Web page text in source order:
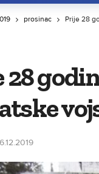
prosinac Prije 28
28